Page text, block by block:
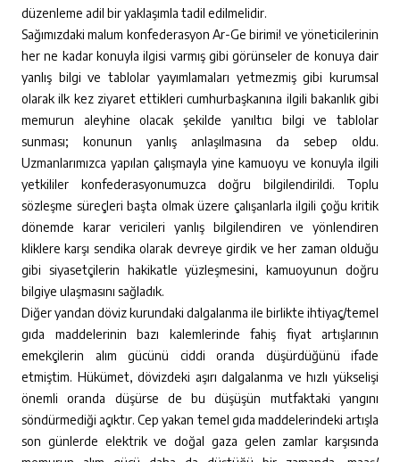
düzenleme adil bir yaklaşımla tadil edilmelidir.
Sağımızdaki malum konfederasyon Ar-Ge birimi! ve yöneticilerinin
her ne kadar konuyla ilgisi varmış gibi görünseler de konuya dair
yanlış bilgi ve tablolar yayımlamaları yetmezmiş gibi kurumsal
olarak ilk kez ziyaret ettikleri cumhurbaşkanına ilgili bakanlık gibi
memurun aleyhine olacak şekilde yanıltıcı bilgi ve tablolar
sunması; konunun yanlış anlaşılmasına da sebep oldu.
Uzmanlarımızca yapılan çalışmayla yine kamuoyu ve konuyla ilgili
yetkililer konfederasyonumuzca doğru bilgilendirildi. Toplu
sözleşme süreçleri başta olmak üzere çalışanlarla ilgili çoğu kritik
dönemde karar vericileri yanlış bilgilendiren ve yönlendiren
kliklere karşı sendika olarak devreye girdik ve her zaman olduğu
gibi siyasetçilerin hakikatle yüzleşmesini, kamuoyunun doğru
bilgiye ulaşmasını sağladık.
Diğer yandan döviz kurundaki dalgalanma ile birlikte ihtiyaç/temel
gıda maddelerinin bazı kalemlerinde fahiş fiyat artışlarının
emekçilerin alım gücünü ciddi oranda düşürdüğünü ifade
etmiştim. Hükümet, dövizdeki aşırı dalgalanma ve hızlı yükselişi
önemli oranda düşürse de bu düşüşün mutfaktaki yangını
söndürmediği açıktır. Cep yakan temel gıda maddelerindeki artışla
son günlerde elektrik ve doğal gaza gelen zamlar karşısında